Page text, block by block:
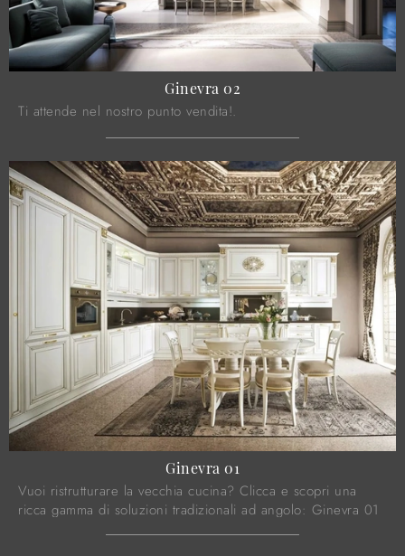
Ginevra 02
Ti attende nel nostro punto vendita!.
Ginevra 01
Vuoi ristrutturare la vecchia cucina? Clicca e scopri una
ricca gamma di soluzioni tradizionali ad angolo: Ginevra 01